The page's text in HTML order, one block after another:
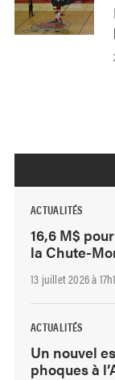
ACTUALITÉS
16,6 M$
la Chute-
13 juillet 2026 à
ACTUALITÉS
Un nouvel
phoques à